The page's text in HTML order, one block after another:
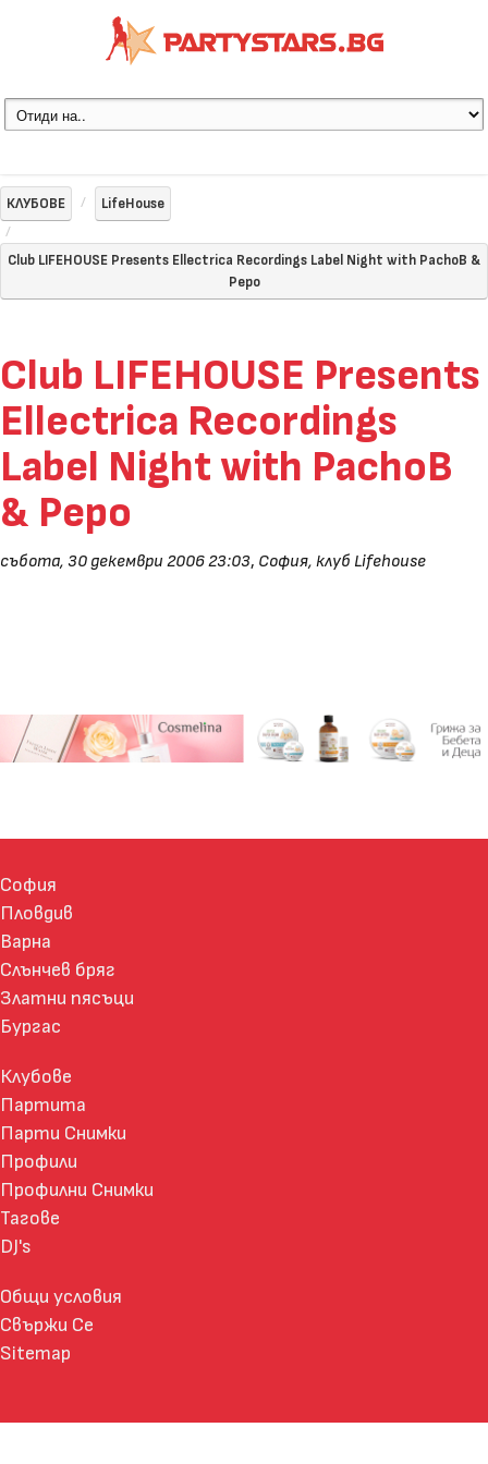
КЛУБОВЕ LifeHouse
Club LIFEHOUSE Presents Ellectrica Recordings Label Night with PachoB &
Pepo
Club LIFEHOUSE Presents
Ellectrica Recordings
Label Night with PachoB
& Pepo
събота, 30 декември 2006 23:03, София, клуб Lifehouse
София
Пловдив
Варна
Слънчев бряг
Златни пясъци
Бургас
Клубове
Партита
Парти Снимки
Профили
Профилни Снимки
Тагове
DJ's
Общи условия
Свържи Се
Sitemap